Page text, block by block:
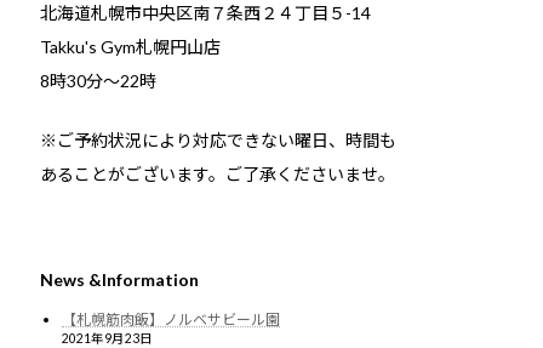
北海道札幌市中央区南７条西２４丁目５-14
Takku's Gym札幌円山店
8時30分～22時
※ご予約状況により対応できない曜日、時間も
あることがございます。ご了承くださいませ。
News &Information
【札幌筋肉飯】ノルベサビール園
2021年9月23日